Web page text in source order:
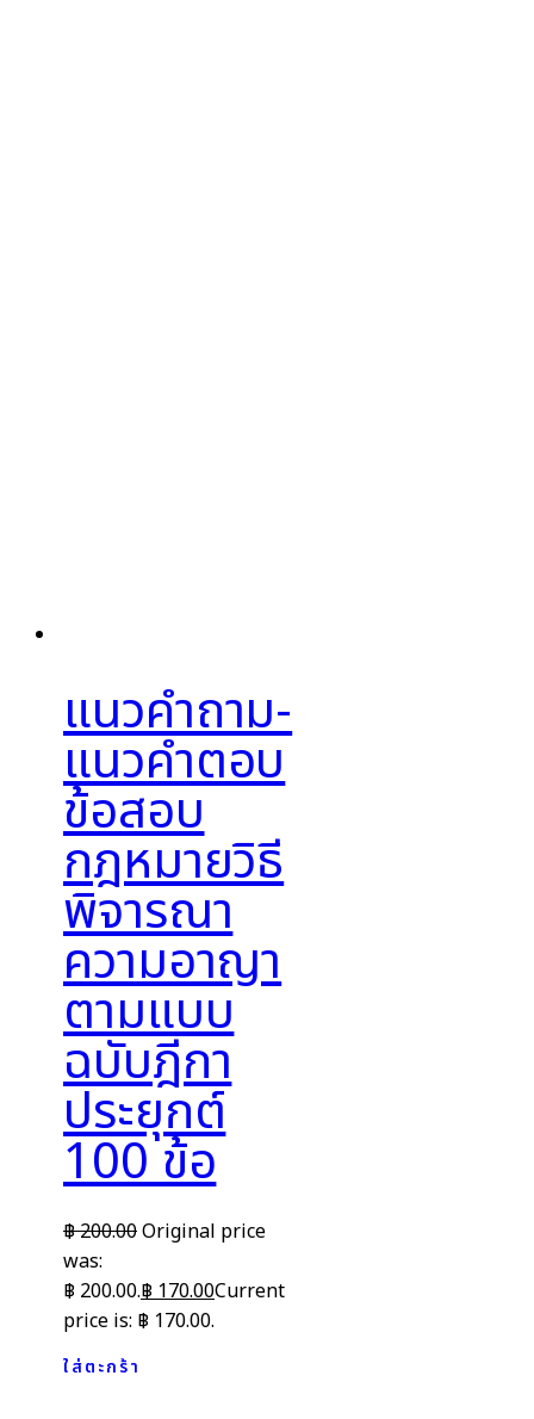
แนวคำถาม-
แนวคำตอบ
ข้อสอบ
กฎหมายวิธี
พิจารณา
ความอาญา
ตามแบบ
ฉบับฎีกา
ประยุกต์
100 ข้อ
฿200.00Original price
was:
฿ 200.00.฿ 170.00Current
price is: ฿ 170.00.
ใส่ตะกร้า